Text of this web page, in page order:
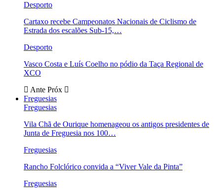
Desporto
Cartaxo recebe Campeonatos Nacionais de Ciclismo de
Estrada dos escalões Sub-15,…
Desporto
Vasco Costa e Luís Coelho no pódio da Taça Regional de
XCO
Ante Próx
Freguesias
Freguesias
Vila Chã de Ourique homenageou os antigos presidentes de
Junta de Freguesia nos 100…
Freguesias
Rancho Folclórico convida a “Viver Vale da Pinta”
Freguesias